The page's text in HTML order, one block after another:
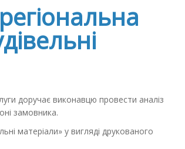
доручає виконавцю провести аналіз
замовника.
матеріали» у вигляді друкованого